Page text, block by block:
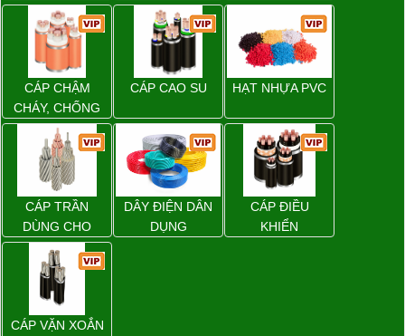
THUẬT ĐIỆN
CÁP CHẬM
CHÁY, CHỐNG
CHÁY
CÁP CAO SU HẠT NHỰA PVC
CÁP TRẦN
DÙNG CHO
ĐƯỜNG DÂY
TẢI ĐIỆN TRÊN
KHÔNG
DÂY ĐIỆN DÂN
DỤNG
CÁP ĐIỀU
KHIỂN
CÁP VẶN XOẮN